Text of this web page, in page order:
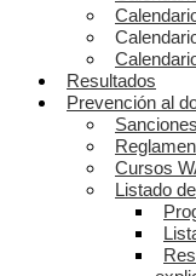
Resultados
Prevención al
Cursos
Listado